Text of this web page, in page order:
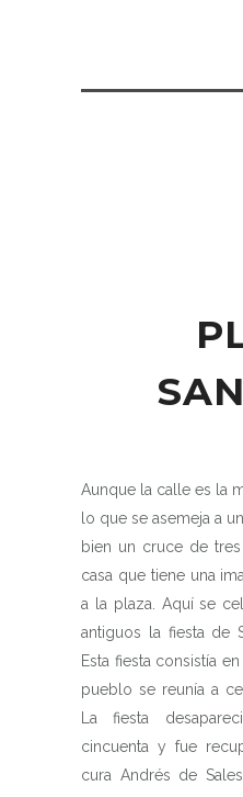
Aunque la calle es la
lo que se asemeja a
bien un cruce de
casa que tiene una
a la plaza. Aquí se
antiguos la fiesta de
Esta fiesta consistía
pueblo se reunía a
La fiesta
cincuenta y fue
cura Andrés de